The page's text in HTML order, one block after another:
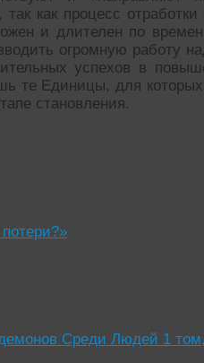
как процесс
и длителен по
огромную работу
успехов в
те Единицы, для
становления.
Среди Людей 1